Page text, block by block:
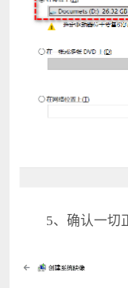
5、确认一切正